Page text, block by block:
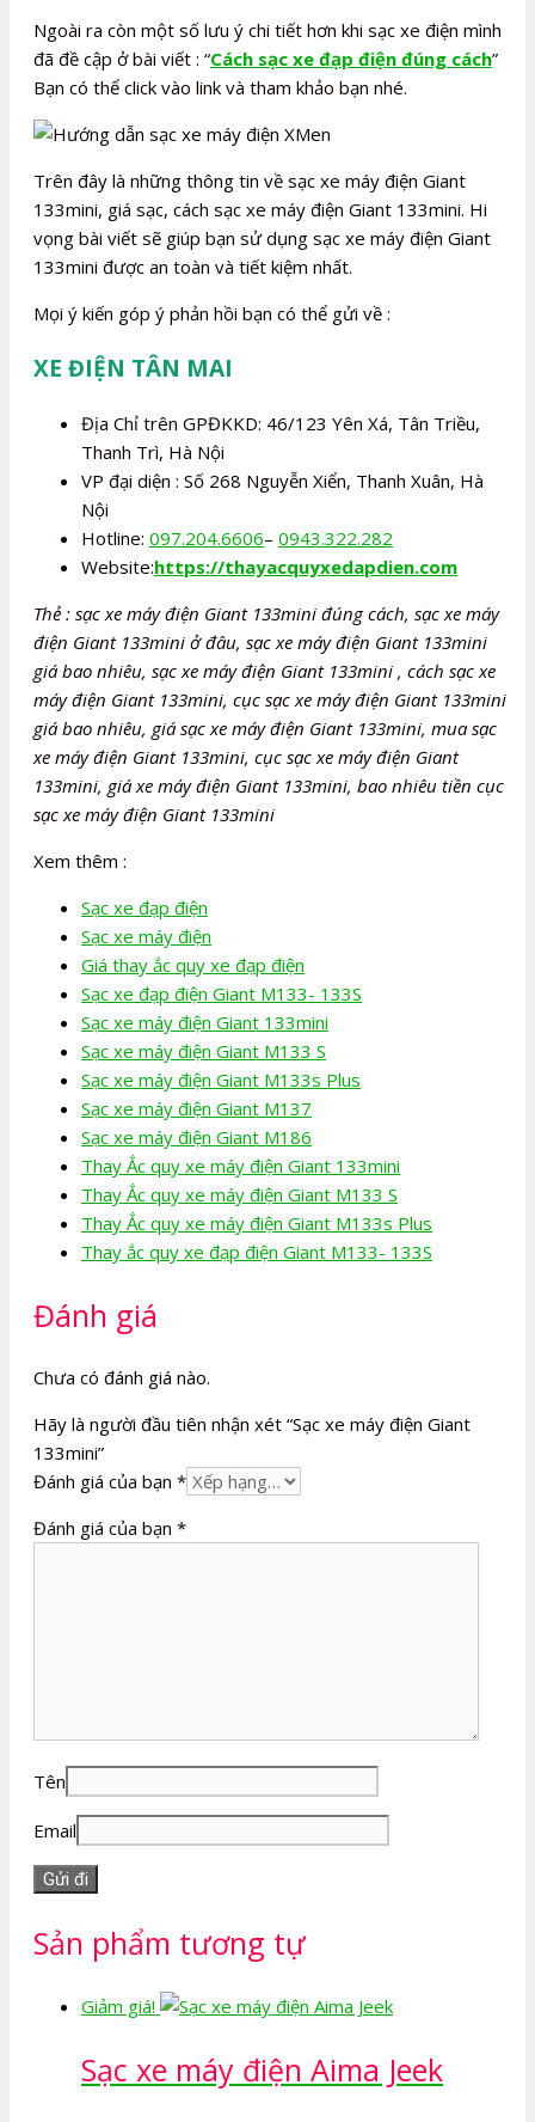
Ngoài ra còn một số lưu ý chi tiết hơn khi sạc xe điện mình
đã đề cập ở bài viết : “Cách sạc xe đạp điện đúng cách”
Bạn có thể click vào link và tham khảo bạn nhé.
Trên đây là những thông tin về sạc xe máy điện Giant
133mini, giá sạc, cách sạc xe máy điện Giant 133mini. Hi
vọng bài viết sẽ giúp bạn sử dụng sạc xe máy điện Giant
133mini được an toàn và tiết kiệm nhất.
Mọi ý kiến góp ý phản hồi bạn có thể gửi về :
XE ĐIỆN TÂN MAI
Địa Chỉ trên GPĐKKD: 46/123 Yên Xá, Tân Triều,
Thanh Trì, Hà Nội
VP đại diện : Số 268 Nguyễn Xiển, Thanh Xuân, Hà
Nội
Hotline: 097.204.6606– 0943.322.282
Website:https://thayacquyxedapdien.com
Thẻ : sạc xe máy điện Giant 133mini đúng cách, sạc xe máy
điện Giant 133mini ở đâu, sạc xe máy điện Giant 133mini
giá bao nhiêu, sạc xe máy điện Giant 133mini , cách sạc xe
máy điện Giant 133mini, cục sạc xe máy điện Giant 133mini
giá bao nhiêu, giá sạc xe máy điện Giant 133mini, mua sạc
xe máy điện Giant 133mini, cục sạc xe máy điện Giant
133mini, giá xe máy điện Giant 133mini, bao nhiêu tiền cục
sạc xe máy điện Giant 133mini
Xem thêm :
Sạc xe đạp điện
Sạc xe máy điện
Giá thay ắc quy xe đạp điện
Sạc xe đạp điện Giant M133- 133S
Sạc xe máy điện Giant 133mini
Sạc xe máy điện Giant M133 S
Sạc xe máy điện Giant M133s Plus
Sạc xe máy điện Giant M137
Sạc xe máy điện Giant M186
Thay Ắc quy xe máy điện Giant 133mini
Thay Ắc quy xe máy điện Giant M133 S
Thay Ắc quy xe máy điện Giant M133s Plus
Thay ắc quy xe đạp điện Giant M133- 133S
Đánh giá
Chưa có đánh giá nào.
Hãy là người đầu tiên nhận xét “Sạc xe máy điện Giant
133mini”
Đánh giá của bạn *
Đánh giá của bạn *
Tên
Email
Sản phẩm tương tự
Giảm giá!
Sạc xe máy điện Aima Jeek